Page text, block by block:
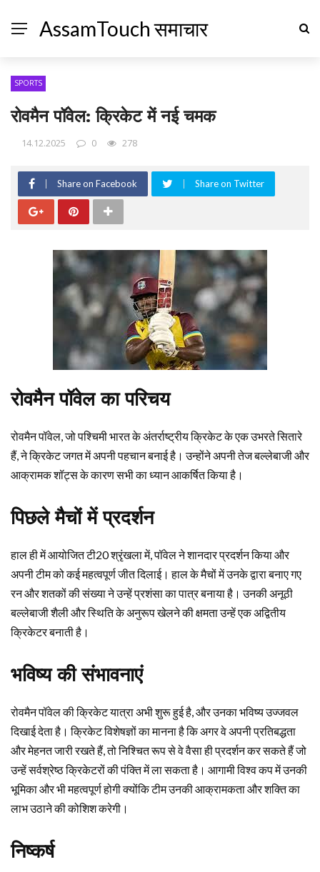
AssamTouch समाचार
SPORTS
रोवमैन पॉवेल: क्रिकेट में नई चमक
14.12.2025 0 278
Share on Facebook Share on Twitter
रोवमैन पॉवेल का परिचय
रोवमैन पॉवेल, जो पश्चिमी भारत के अंतर्राष्ट्रीय क्रिकेट के एक उभरते सितारे
हैं, ने क्रिकेट जगत में अपनी पहचान बनाई है। उन्होंने अपनी तेज बल्लेबाजी और
आक्रामक शॉट्स के कारण सभी का ध्यान आकर्षित किया है।
पिछले मैचों में प्रदर्शन
हाल ही में आयोजित टी20 श्रृंखला में, पॉवेल ने शानदार प्रदर्शन किया और
अपनी टीम को कई महत्वपूर्ण जीत दिलाई। हाल के मैचों में उनके द्वारा बनाए गए
रन और शतकों की संख्या ने उन्हें प्रशंसा का पात्र बनाया है। उनकी अनूठी
बल्लेबाजी शैली और स्थिति के अनुरूप खेलने की क्षमता उन्हें एक अद्वितीय
क्रिकेटर बनाती है।
भविष्य की संभावनाएं
रोवमैन पॉवेल की क्रिकेट यात्रा अभी शुरू हुई है, और उनका भविष्य उज्जवल
दिखाई देता है। क्रिकेट विशेषज्ञों का मानना है कि अगर वे अपनी प्रतिबद्धता
और मेहनत जारी रखते हैं, तो निश्चित रूप से वे वैसा ही प्रदर्शन कर सकते हैं जो
उन्हें सर्वश्रेष्ठ क्रिकेटरों की पंक्ति में ला सकता है। आगामी विश्व कप में उनकी
भूमिका और भी महत्वपूर्ण होगी क्योंकि टीम उनकी आक्रामकता और शक्ति का
लाभ उठाने की कोशिश करेगी।
निष्कर्ष